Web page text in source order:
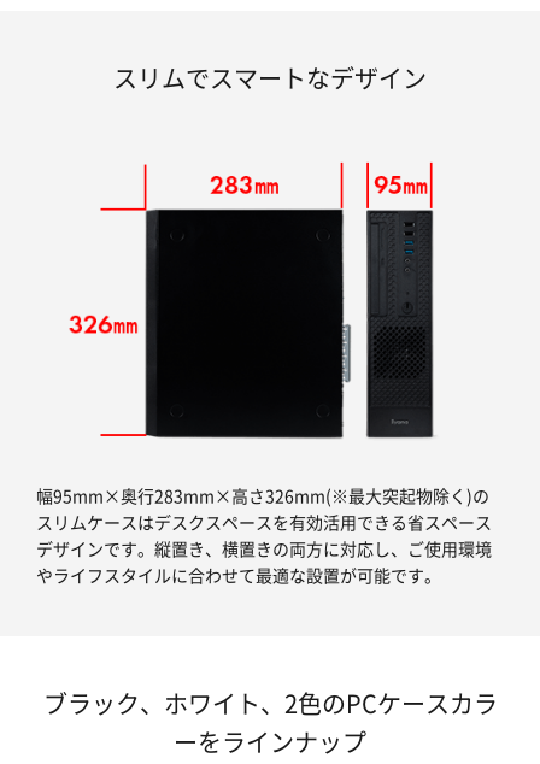
スリムでスマートなデザイン
幅95mm×奥行283mm×高さ326mm(※最大突起物除く)の
スリムケースはデスクスペースを有効活用できる省スペース
デザインです。縦置き、横置きの両方に対応し、ご使用環境
やライフスタイルに合わせて最適な設置が可能です。
ブラック、ホワイト、2色のPCケースカラ
ーをラインナップ